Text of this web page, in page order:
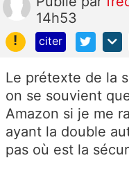
14h53
!
citer
Le prétexte de la
on se souvient
Amazon si je me
ayant la double
pas où est la